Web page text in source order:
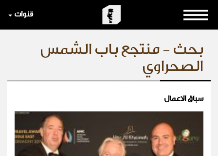
قنوات
بحث - منتجع باب الشمس
الصحراوي
سباق الاعمال